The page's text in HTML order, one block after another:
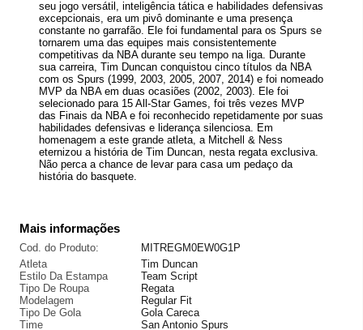
seu jogo versátil, inteligência tática e habilidades defensivas
excepcionais, era um pivô dominante e uma presença
constante no garrafão. Ele foi fundamental para os Spurs se
tornarem uma das equipes mais consistentemente
competitivas da NBA durante seu tempo na liga. Durante
sua carreira, Tim Duncan conquistou cinco títulos da NBA
com os Spurs (1999, 2003, 2005, 2007, 2014) e foi nomeado
MVP da NBA em duas ocasiões (2002, 2003). Ele foi
selecionado para 15 All-Star Games, foi três vezes MVP
das Finais da NBA e foi reconhecido repetidamente por suas
habilidades defensivas e liderança silenciosa. Em
homenagem a este grande atleta, a Mitchell & Ness
eternizou a história de Tim Duncan, nesta regata exclusiva.
Não perca a chance de levar para casa um pedaço da
história do basquete.
Mais informações
Cod. do Produto:
MITREGM0EW0G1P
Atleta
Tim Duncan
Estilo Da Estampa
Team Script
Tipo De Roupa
Regata
Modelagem
Regular Fit
Tipo De Gola
Gola Careca
Time
San Antonio Spurs